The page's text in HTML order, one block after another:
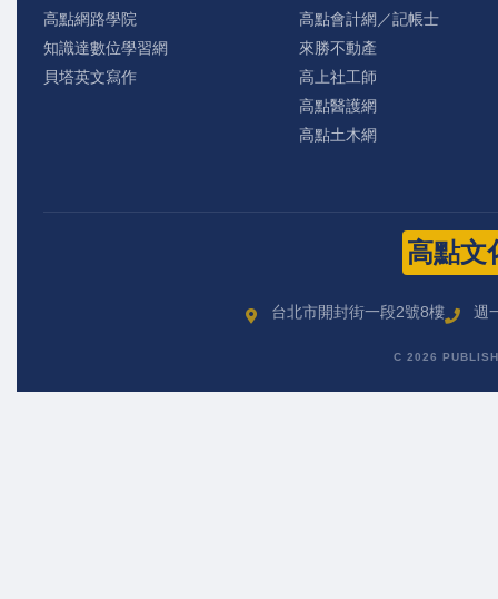
高點網路學院
知識達數位學習網
貝塔英文寫作
高點會計網／記帳士
來勝不動產
高上社工師
高點醫護網
高點土木網
高點文
台北市開封街一段2號8樓 週
C 2026